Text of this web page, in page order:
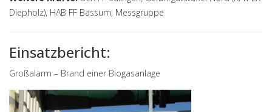
Diepholz), HAB FF Bassum, Messgruppe
Einsatzbericht:
Großalarm – Brand einer Biogasanlage